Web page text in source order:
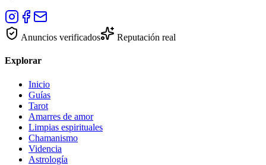
Anuncios verificados Reputación real
Explorar
Inicio
Guías
Tarot
Amarres de amor
Limpias espirituales
Chamanismo
Videncia
Astrología